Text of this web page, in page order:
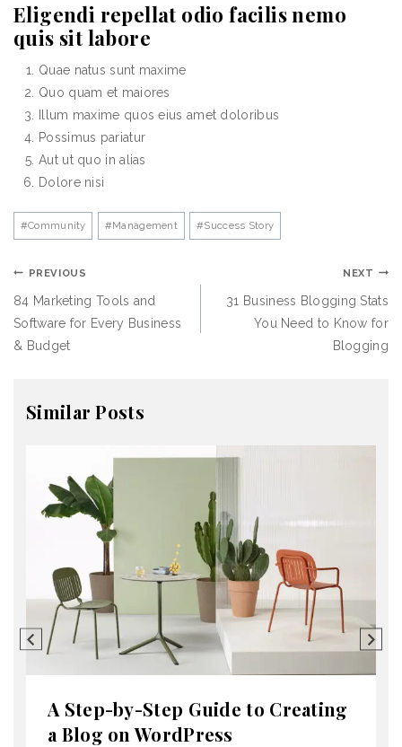
Eligendi repellat odio facilis nemo
quis sit labore
Quae natus sunt maxime
Quo quam et maiores
Illum maxime quos eius amet doloribus
Possimus pariatur
Aut ut quo in alias
Dolore nisi
#Community #Management #Success Story
PREVIOUS
84 Marketing Tools and
Software for Every Business
& Budget
NEXT
31 Business Blogging Stats
You Need to Know for
Blogging
Similar Posts
A Step-by-Step Guide to Creating
a Blog on WordPress